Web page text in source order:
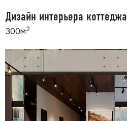
300м2
Дизайн интерьера коттеджа